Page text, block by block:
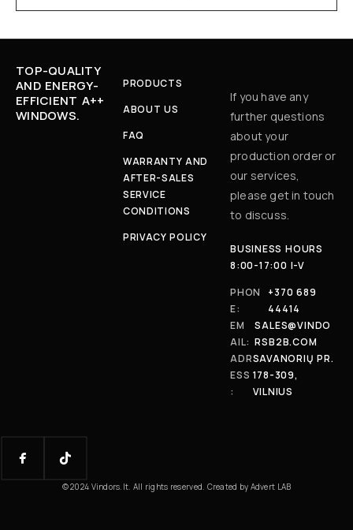
TOP-QUALITY
AND ENERGY-
EFFICIENT A++
WINDOWS.
PRODUCTS
ABOUT US
FAQ
WARRANTY AND
AFTER-SALES
SERVICE
CONDITIONS
PRIVACY POLICY
If you have any
further questions
about your
production order or
our services,
please get in touch
to discuss.
BUSINESS HOURS
8:00-17:00 I-V
PHON
E:
+370 689
44414
EM
AIL:
SALES@VINDO
RSB2B.COM
ADR
ESS
:
SAVANORIŲ PR.
178-309,
VILNIUS
© 2024 Vindors.lt. All rights reserved. Created by Advert LAB